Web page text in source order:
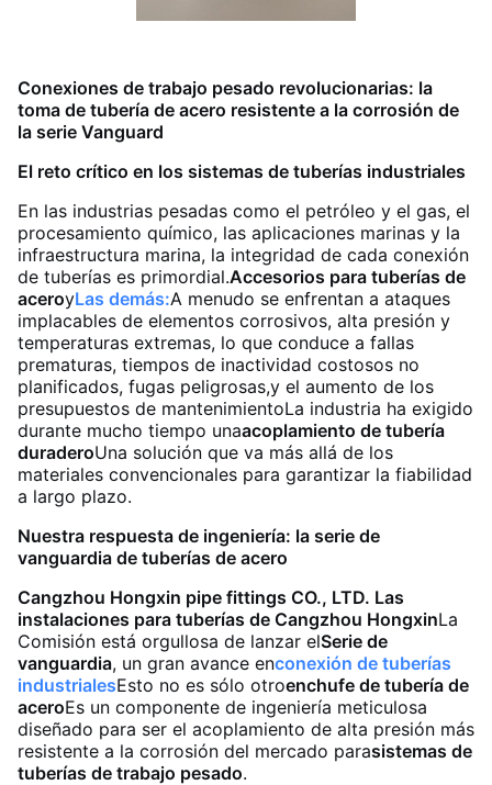
Conexiones de trabajo pesado revolucionarias: la
toma de tubería de acero resistente a la corrosión de
la serie Vanguard
El reto crítico en los sistemas de tuberías industriales
En las industrias pesadas como el petróleo y el gas, el
procesamiento químico, las aplicaciones marinas y la
infraestructura marina, la integridad de cada conexión
de tuberías es primordial.Accesorios para tuberías de
aceroyLas demás:A menudo se enfrentan a ataques
implacables de elementos corrosivos, alta presión y
temperaturas extremas, lo que conduce a fallas
prematuras, tiempos de inactividad costosos no
planificados, fugas peligrosas,y el aumento de los
presupuestos de mantenimientoLa industria ha exigido
durante mucho tiempo unaacoplamiento de tubería
duraderoUna solución que va más allá de los
materiales convencionales para garantizar la fiabilidad
a largo plazo.
Nuestra respuesta de ingeniería: la serie de
vanguardia de tuberías de acero
Cangzhou Hongxin pipe fittings CO., LTD. Las
instalaciones para tuberías de Cangzhou HongxinLa
Comisión está orgullosa de lanzar elSerie de
vanguardia, un gran avance enconexión de tuberías
industrialesEsto no es sólo otroenchufe de tubería de
aceroEs un componente de ingeniería meticulosa
diseñado para ser el acoplamiento de alta presión más
resistente a la corrosión del mercado parasistemas de
tuberías de trabajo pesado.